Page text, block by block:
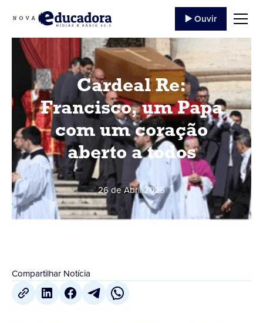
▶️ Ouvir
Cardeal Re:
Francisco, um Papa
com um coração
aberto a todos
26 de Abril,2025
Compartilhar Notícia